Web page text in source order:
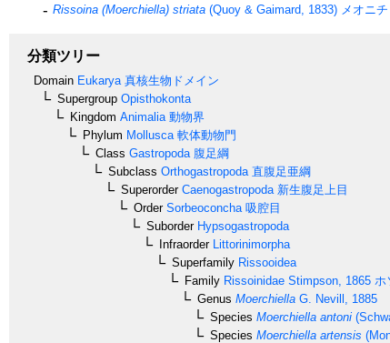
Rissoina (Moerchiella) striata (Quoy & Gaimard, 1833) メオニ
分類ツリー
Domain Eukarya 真核生物ドメイン
Supergroup Opisthokonta
Kingdom Animalia 動物界
Phylum Mollusca 軟体動物門
Class Gastropoda 腹足綱
Subclass Orthogastropoda 直腹足亜綱
SuperorderCaenogastropoda 新生腹足上目
OrderSorbeoconcha 吸腔目
SuborderHypsogastropoda
InfraorderLittorinimorpha
Superfamily Rissooidea
Family Rissoinidae Stimpson, 1865 ホ
Genus Moerchiella G. Nevill, 1885
Species Moerchiella antoni
Species Moerchiella artensis